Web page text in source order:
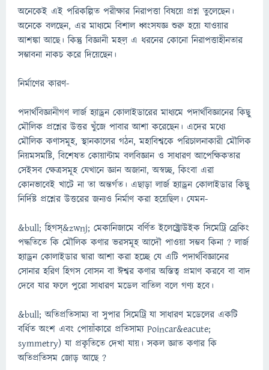
অনেকেই এই পরিকল্পিত পরীক্ষার নিরাপত্তা বিষয়ে প্রশ্ন তুলেছেন।
অনেকে বলছেন, এর মাধ্যমে বিশাল ধ্বংসযজ্ঞ শুরু হয়ে যাওয়ার
আশঙ্কা আছে। কিন্তু বিজ্ঞানী মহল় এ ধরনের কোনো নিরাপত্তাহীনতার
সম্ভাবনা নাকচ করে দিয়েছেন।
নির্মাণের কারণ-
পদার্থবিজ্ঞানীগণ লার্জ হ্যাড্রন কোলাইডারের মাধ্যমে পদার্থবিজ্ঞানের কিছু
মৌলিক প্রশ্নের উত্তর খুঁজে পাবার আশা করেছেন। এদের মধ্যে
মৌলিক কণাসমূহ, স্থানকালের গঠন, মহাবিশ্বকে পরিচালনাকারী মৌলিক
নিয়মসমষ্টি, বিশেষত কোয়ান্টাম বলবিজ্ঞান ও সাধারণ আপেক্ষিকতার
সেইসব ক্ষেত্রসমূহ যেখানে জ্ঞান অজানা, অস্বচ্ছ, কিংবা এরা
কোনভাবেই খাটে না তা অন্তর্গত। এছাড়া লার্জ হ্যাড্রন কোলাইডার কিছু
নির্দিষ্ট প্রশ্নের উত্তরের জন্যও নির্মাণ করা হয়েছিল। যেমন-
&bull; হিগস্&zwnj; মেকানিজামে বর্ণিত ইলেক্ট্রোউইক সিমেট্রি ব্রেকিং
পদ্ধতিতে কি মৌলিক কণার ভরসমূহ আদৌ পাওয়া সম্ভব কিনা ? লার্জ
হ্যাড্রন কোলাইডার দ্বারা আশা করা হচ্ছে যে এটি পদার্থবিজ্ঞানের
সোনার হরিণ হিগস বোসন বা ঈশ্বর কণার অস্তিত্ব প্রমাণ করবে বা বাদ
দেবে যার ফলে পুরো সাধারণ মডেল বাতিল বলে গণ্য হবে।
&bull; অতিপ্রতিসাম্য বা সুপার সিমেট্রি যা সাধারণ মডেলের একটি
বর্ধিত অংশ এবং পোয়াঁকারে প্রতিসাম্য Poincar&eacute;
symmetry) যা প্রকৃতিতে দেখা যায়। সকল জ্ঞাত কণার কি
অতিপ্রতিসম জোড় আছে ?